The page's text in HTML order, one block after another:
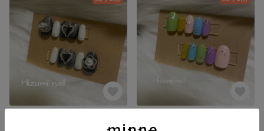
1,000円